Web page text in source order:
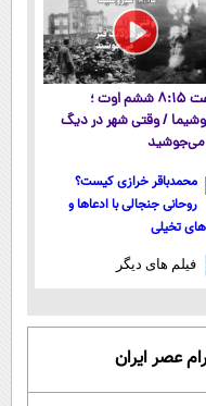
ساعت ۸:۱۵ ششم اوت ؛
/ وقتی شهر در دیگ
می‌جوشید
محمدباقر خرازی کیست؟
روحانی جنجالی با ادعاها و
تخیلی
فیلم های دیگر
عصر ایران